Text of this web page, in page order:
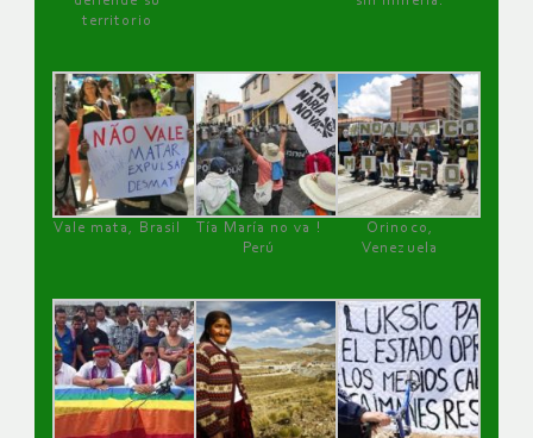
territorio
Vale mata, Brasil
Tía María no va !
Perú
Orinoco,
Venezuela